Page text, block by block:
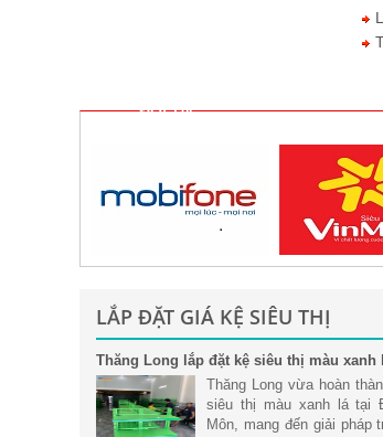
ĐỐI TÁC
LẮP ĐẶT GIÁ KỆ SIÊU THỊ
Thăng Long lắp đặt kệ siêu thị màu xanh
- Hóc Môn
Thăng Long vừa hoàn
siêu thị màu xanh lá tại
Môn, mang đến giải pháp